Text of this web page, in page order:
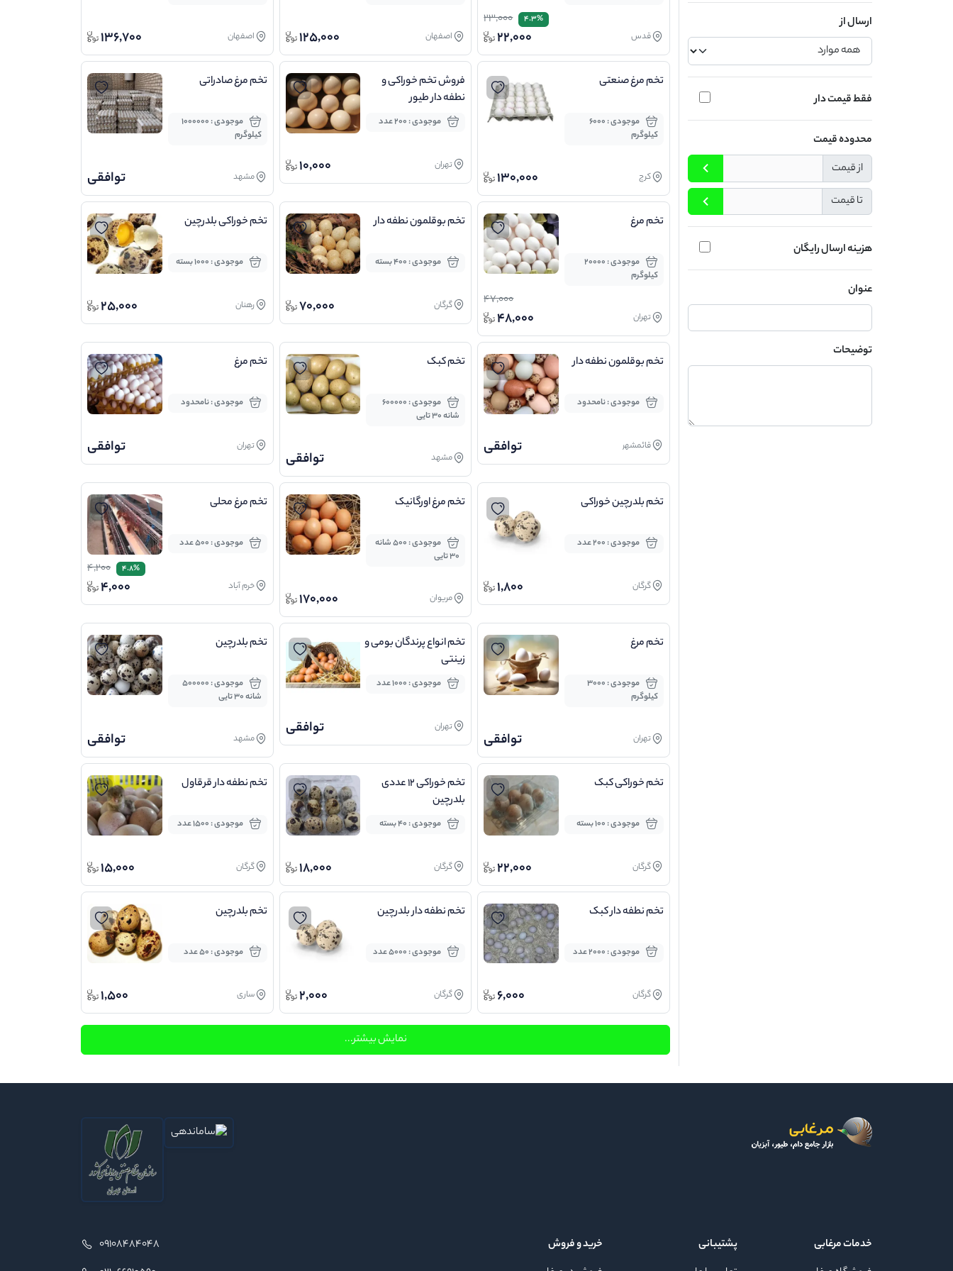
ارسال از
فقط قیمت دار
محدوده قیمت
از قیمت
تا قیمت
هزینه ارسال رایگان
عنوان
توضیحات
4.3%
23,000
قدس 22,000 اصفهان 125,000 اصفهان 136,700
تخم مرغ صنعتی
موجودی : 6000
کیلوگرم
کرج 130,000
فروش تخم خوراکی و
نطفه دار طیور
موجودی : 200 عدد
تهران 10,000
تخم مرغ صادراتی
موجودی : 1000000
کیلوگرم
مشهد توافقی
تخم مرغ
موجودی : 20000
کیلوگرم
47,000
تهران 48,000
تخم بوقلمون نطفه دار
موجودی : 400 بسته
گرگان 70,000
تخم خوراکی بلدرچین
موجودی : 1000 بسته
رهنان 25,000
تخم بوقلمون نطفه دار
موجودی : نامحدود
قائمشهر توافقی
تخم کبک
موجودی : 600000
شانه 30 تایی
مشهد توافقی
تخم مرغ
موجودی : نامحدود
تهران توافقی
تخم بلدرچین خوراکی
موجودی : 200 عدد
گرگان 1,800
تخم مرغ اورگانیک
موجودی : 500 شانه
30 تایی
مریوان 170,000
تخم مرغ محلی
موجودی : 500 عدد
4.8%
4,200
خرم آباد 4,000
تخم مرغ
موجودی : 3000
کیلوگرم
تهران توافقی
تخم انواع پرندگان بومی و
زینتی
موجودی : 1000 عدد
تهران توافقی
تخم بلدرچین
موجودی : 500000
شانه 30 تایی
مشهد توافقی
تخم خوراکی کبک
موجودی : 100 بسته
گرگان 22,000
تخم خوراکی 12 عددی
بلدرچین
موجودی : 40 بسته
گرگان 18,000
تخم نطفه دار قرقاول
موجودی : 1500 عدد
گرگان 15,000
تخم نطفه دار کبک
موجودی : 2000 عدد
گرگان 6,000
تخم نطفه دار بلدرچین
موجودی : 5000 عدد
گرگان 2,000
تخم بلدرچین
موجودی : 50 عدد
ساری 1,500
نمایش بیشتر...
خدمات مرغابی
پشتیبانی
خرید و فروش
09108484048